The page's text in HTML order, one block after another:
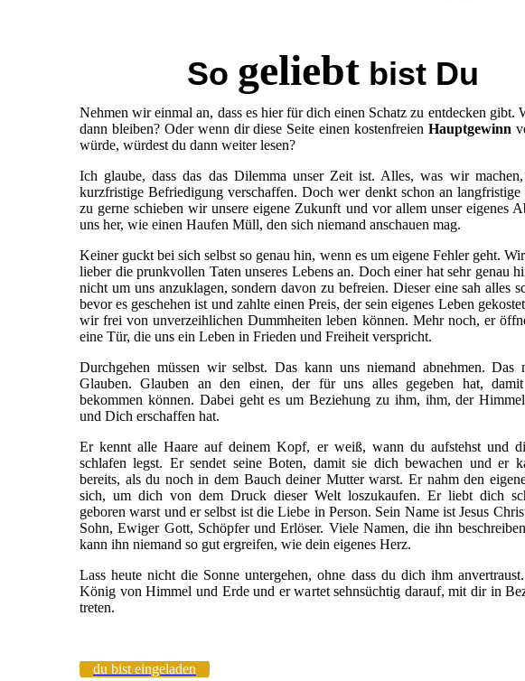
So geliebtbist Du
Nehmen wir einmal an, dass es hier für dich einen Schatz zu entdecken gibt.
dann bleiben? Oder wenn dir diese Seite einen kostenfreienHauptgewinn
würde, würdest du dann weiter lesen?
Ich glaube, dass das das Dilemma unser Zeit ist. Alles, was wir
kurzfristige Befriedigung verschaffen. Doch wer denkt schon an
zu gerne schieben wir unsere eigene Zukunft und vor allem unser eigenes
uns her, wie einen Haufen Müll, den sich niemand anschauen mag.
Keiner guckt bei sich selbst so genau hin, wenn es um eigene Fehler geht.
lieber die prunkvollen Taten unseres Lebens an. Doch einer hat sehr genau
nicht um uns anzuklagen, sondern davon zu befreien. Dieser eine sah alles
bevor es geschehen ist und zahlte einen Preis, der sein eigenes Leben
wir frei von unverzeihlichen Dummheiten leben können. Mehr noch, er
eine Tür, die uns ein Leben in Frieden und Freiheit verspricht.
Durchgehen müssen wir selbst. Das kann uns niemand abnehmen. Das
Glauben. Glauben an den einen, der für uns alles gegeben hat,
bekommen können. Dabei geht es um Beziehung zu ihm, ihm, der
und Dich erschaffen hat.
Er kennt alle Haare auf deinem Kopf, er weiß, wann du aufstehst und
schlafen legst. Er sendet seine Boten, damit sie dich bewachen und er
bereits, als du noch in dem Bauch deiner Mutter warst. Er nahm den
sich, um dich von dem Druck dieser Welt loszukaufen. Er liebt dich
geboren warst und er selbst ist die Liebe in Person. Sein Name ist Jesus
Sohn, Ewiger Gott, Schöpfer und Erlöser. Viele Namen, die ihn
kann ihn niemand so gut ergreifen, wie dein eigenes Herz.
Lass heute nicht die Sonne untergehen, ohne dass du dich ihm
König von Himmel und Erde und er wartet sehnsüchtig darauf, mit dir in
treten.
du bist eingeladen